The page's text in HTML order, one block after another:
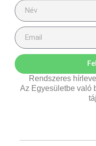
Rendszeres
Az Egyesületbe való